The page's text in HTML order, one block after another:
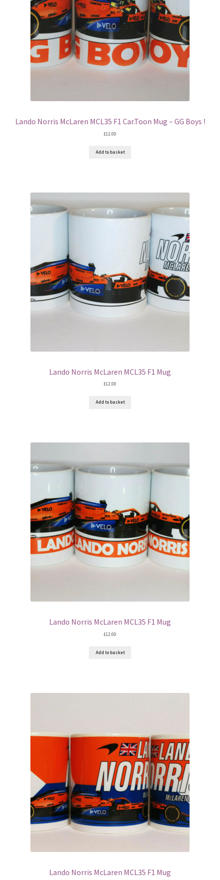
Ferrari F1 Rear wing displays
Jordan F1 endplate displays
Lotus F1 endplate displays
Lando Norris McLaren MCL35 F1 Car.Toon Mug – GG Boys !
£12.00
Add to basket
Lando Norris McLaren MCL35 F1 Mug
£12.00
Add to basket
Lando Norris McLaren MCL35 F1 Mug
£12.00
Add to basket
Lando Norris McLaren MCL35 F1 Mug